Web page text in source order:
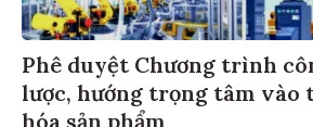
Phê duyệt Chương trình
lược, hướng trọng tâm vào